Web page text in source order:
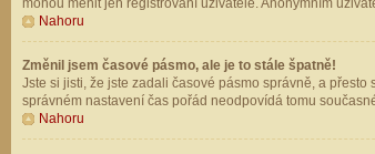
mohou měnit jen registrovaní uživatelé. Anonymním
Nahoru
Změnil jsem časové pásmo, ale je to stále špatně!
Jste si jisti, že jste zadali časové pásmo správně, a
správném nastavení čas pořád neodpovídá tomu
Nahoru